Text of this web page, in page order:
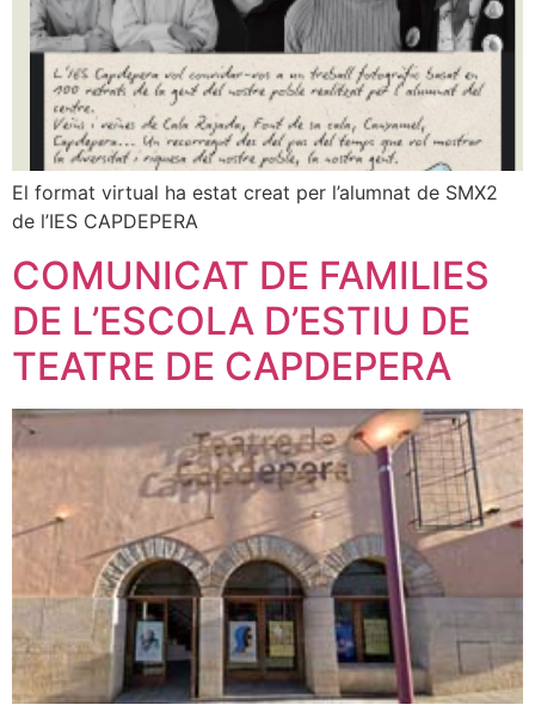
El format virtual ha estat creat per l’alumnat de SMX2
de l’IES CAPDEPERA
COMUNICAT DE FAMILIES
DE L’ESCOLA D’ESTIU DE
TEATRE DE CAPDEPERA